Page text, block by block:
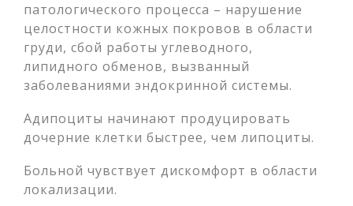
патологического процесса – нарушение
целостности кожных покровов в области
груди, сбой работы углеводного,
липидного обменов, вызванный
заболеваниями эндокринной системы.
Адипоциты начинают продуцировать
дочерние клетки быстрее, чем липоциты.
Больной чувствует дискомфорт в области
локализации.